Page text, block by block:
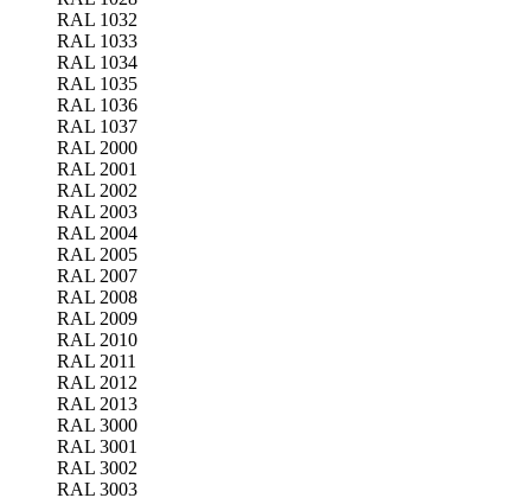
RAL 1032
RAL 1033
RAL 1034
RAL 1035
RAL 1036
RAL 1037
RAL 2000
RAL 2001
RAL 2002
RAL 2003
RAL 2004
RAL 2005
RAL 2007
RAL 2008
RAL 2009
RAL 2010
RAL 2011
RAL 2012
RAL 2013
RAL 3000
RAL 3001
RAL 3002
RAL 3003